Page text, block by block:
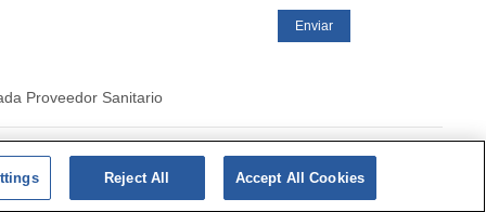
Enviar
Proveedor Sanitario
Politica de cookies
Reject All Accept All Cookies